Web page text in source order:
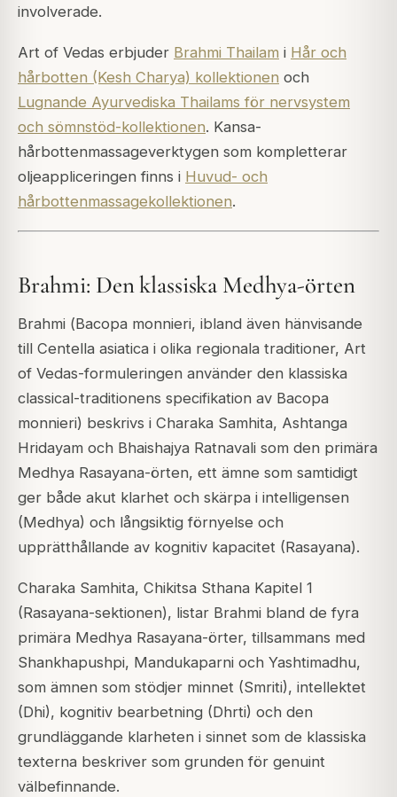
involverade.
Art of Vedas erbjuder Brahmi Thailam i Hår och
hårbotten (Kesh Charya) kollektionen och
Lugnande Ayurvediska Thailams för nervsystem
och sömnstöd-kollektionen. Kansa-
hårbottenmassageverktygen som kompletterar
oljeappliceringen finns i Huvud- och
hårbottenmassagekollektionen.
Brahmi: Den klassiska Medhya-örten
Brahmi (Bacopa monnieri, ibland även hänvisande
till Centella asiatica i olika regionala traditioner, Art
of Vedas-formuleringen använder den klassiska
classical-traditionens specifikation av Bacopa
monnieri) beskrivs i Charaka Samhita, Ashtanga
Hridayam och Bhaishajya Ratnavali som den primära
Medhya Rasayana-örten, ett ämne som samtidigt
ger både akut klarhet och skärpa i intelligensen
(Medhya) och långsiktig förnyelse och
upprätthållande av kognitiv kapacitet (Rasayana).
Charaka Samhita, Chikitsa Sthana Kapitel 1
(Rasayana-sektionen), listar Brahmi bland de fyra
primära Medhya Rasayana-örter, tillsammans med
Shankhapushpi, Mandukaparni och Yashtimadhu,
som ämnen som stödjer minnet (Smriti), intellektet
(Dhi), kognitiv bearbetning (Dhrti) och den
grundläggande klarheten i sinnet som de klassiska
texterna beskriver som grunden för genuint
välbefinnande.